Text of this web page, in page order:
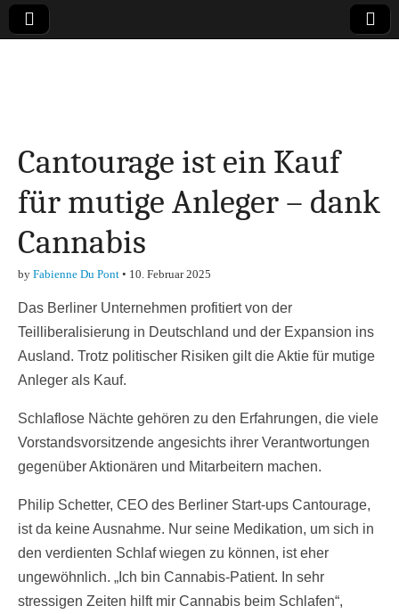
Finanzen,
Marketing-, Vertrieb-
& Investment-Tipps
Cantourage ist ein Kauf
für mutige Anleger – dank
Cannabis
by Fabienne Du Pont • 10. Februar 2025
Das Berliner Unternehmen profitiert von der
Teilliberalisierung in Deutschland und der Expansion ins
Ausland. Trotz politischer Risiken gilt die Aktie für mutige
Anleger als Kauf.
Schlaflose Nächte gehören zu den Erfahrungen, die viele
Vorstandsvorsitzende angesichts ihrer Verantwortungen
gegenüber Aktionären und Mitarbeitern machen.
Philip Schetter, CEO des Berliner Start-ups Cantourage,
ist da keine Ausnahme. Nur seine Medikation, um sich in
den verdienten Schlaf wiegen zu können, ist eher
ungewöhnlich. „Ich bin Cannabis-Patient. In sehr
stressigen Zeiten hilft mir Cannabis beim Schlafen“,